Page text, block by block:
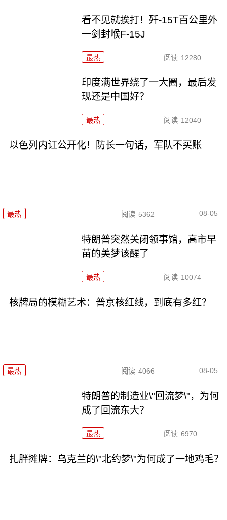
看不见就挨打！歼-15T百公里外
一剑封喉F-15J
最热 阅读 12280
印度满世界绕了一大圈，最后发
现还是中国好？
最热 阅读 12040
以色列内讧公开化！防长一句话，军队不买账
最热 阅读 5362 08-05
特朗普突然关闭领事馆，高市早
苗的美梦该醒了
最热 阅读 10074
核牌局的模糊艺术：普京核红线，到底有多红？
最热 阅读 4066 08-05
特朗普的制造业\"回流梦\"，为何
成了回流东大？
最热 阅读 6970
扎胖摊牌：乌克兰的\"北约梦\"为何成了一地鸡毛？